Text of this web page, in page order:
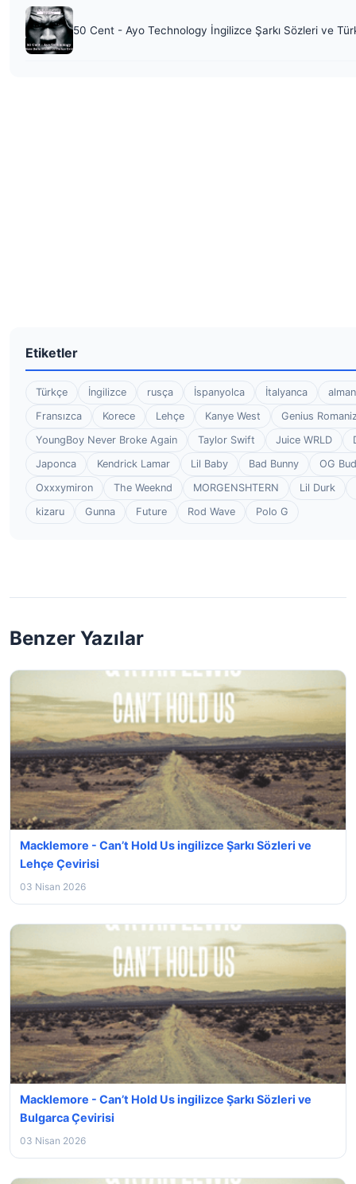
50 Cent - Ayo Technology İngilizce Şarkı Sözleri ve
Etiketler
Türkçe İngilizce rusça İspanyolca İtalyanca
Fransızca
Korece Lehçe Kanye West
Genius
YoungBoy Never Broke Again
Taylor Swift Juice WRLD
Japonca
Kendrick Lamar Lil Baby Bad Bunny
OG
Oxxxymiron
The Weeknd MORGENSHTERN
Lil Durk
kizaru
Gunna Future Rod Wave Polo G
Benzer Yazılar
Macklemore - Can’t Hold Us ingilizce Şarkı Sözleri ve
Lehçe Çevirisi
03 Nisan 2026
Macklemore - Can’t Hold Us ingilizce Şarkı Sözleri ve
Bulgarca Çevirisi
03 Nisan 2026